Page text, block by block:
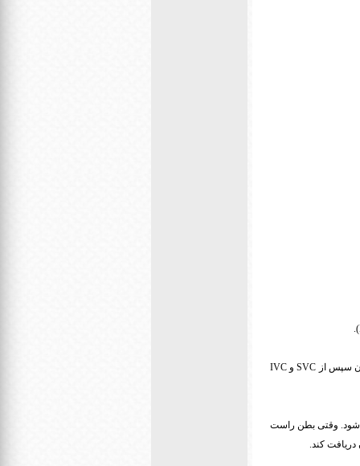
SVC خون را از نیمه بالایی بدن انسان جمع آوری کرده در حالی که IVC از نیمه پایینی خون را به قلب می برد. خون سپس از SVC و IVC
می شود، خون از طریق دریچه سه لختی (4) رد شده و وارد بطن راست (5) می شود. وقتی بطن راست